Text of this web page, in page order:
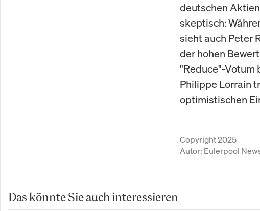
deutschen
skeptisch:
sieht auch Peter
der hohen
"Reduce"-Votum
Philippe Lorrain
optimistischen
Copyright 2025
Autor: Eulerpool
Das könnte Sie auch interessieren